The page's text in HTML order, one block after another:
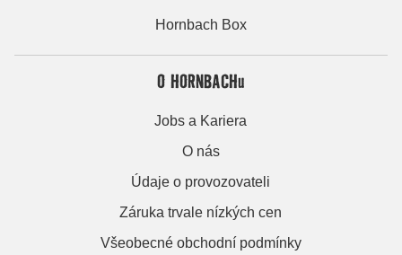
Hornbach Box
O HORNBACHu
Jobs a Kariera
O nás
Údaje o provozovateli
Záruka trvale nízkých cen
Všeobecné obchodní podmínky